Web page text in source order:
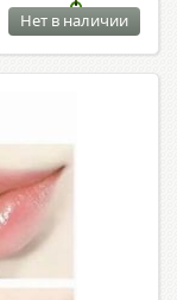
Нет в наличии